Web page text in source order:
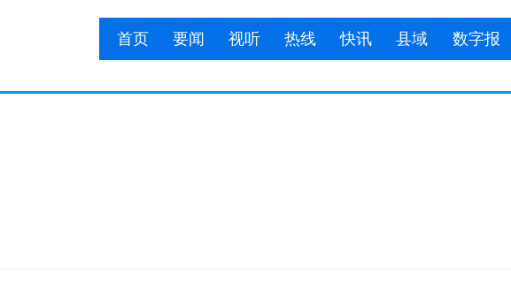
首页 要闻 视听 热线 快讯 县域 数字报